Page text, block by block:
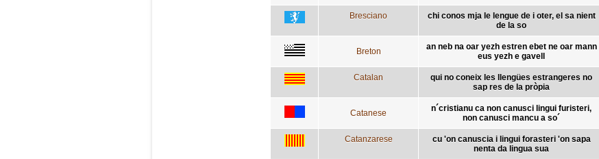
Bresciano
chi conos mja le lengue de i oter, el sa nient
de la so
Breton
an neb na oar yezh estren ebet ne oar mann
eus yezh e gavell
Catalan
qui no coneix les llengües estrangeres no
sap res de la pròpia
Catanese
n´cristianu ca non canusci lingui furisteri,
non canusci mancu a so´
Catanzarese
cu 'on canuscia i lingui forasteri 'on sapa
nenta da lingua sua